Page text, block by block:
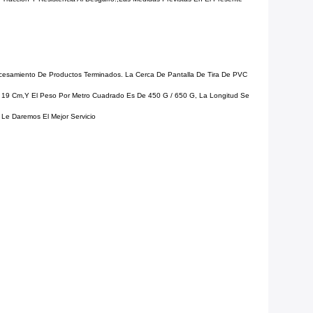
De Productos Terminados. La Cerca De Pantalla De Tira De PVC
Cm,y El Peso Por Metro Cuadrado Es De 450 G / 650 G, La Longitud Se
Daremos El Mejor Servicio